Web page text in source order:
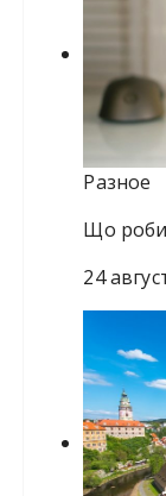
Разное
Що
24